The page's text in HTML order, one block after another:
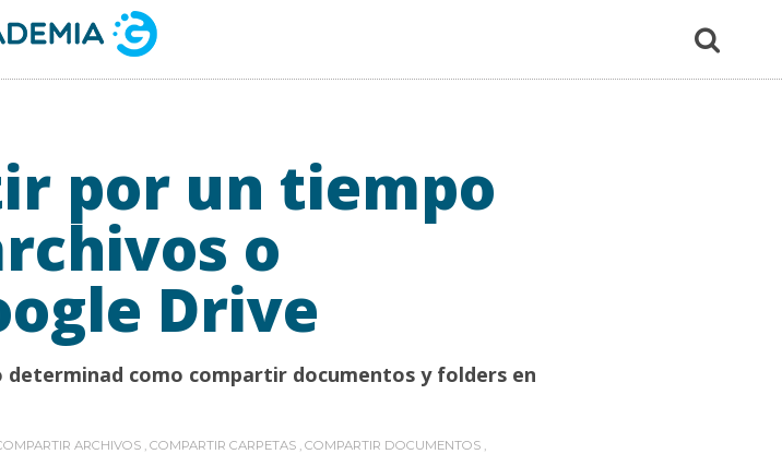
por un tiempo
o
Drive
como compartir documentos y folders en
ARCHIVOS, COMPARTIR CARPETAS, COMPARTIR DOCUMENTOS,